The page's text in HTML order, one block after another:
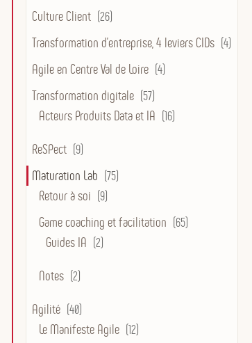
Culture Client (26)
Transformation d’entreprise, 4 leviers CIDs (4)
Agile en Centre Val de Loire (4)
Transformation digitale (57)
Acteurs Produits Data et IA (16)
ReSPect (9)
Maturation Lab (75)
Retour à soi (9)
Game coaching et facilitation (65)
Guides IA (2)
Notes (2)
Agilité (40)
Le Manifeste Agile (12)